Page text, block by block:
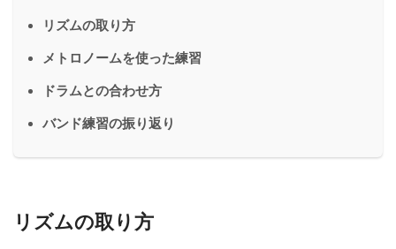
リズムの取り方
メトロノームを使った練習
ドラムとの合わせ方
バンド練習の振り返り
リズムの取り方